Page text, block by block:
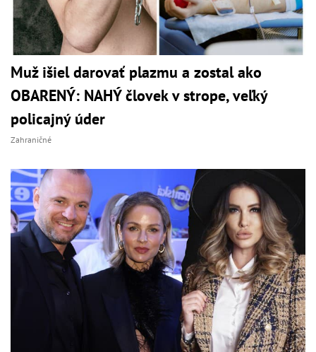
Muž išiel darovať plazmu a zostal ako
OBARENÝ: NAHÝ človek v strope, veľký
policajný úder
Zahraničné